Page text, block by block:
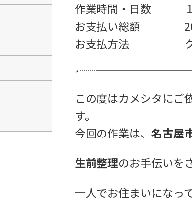
作業時間・日数 １
お支払い総額
お支払方法 クレ
この度はカメシタにご
す。
今回の作業は、 名古屋
生前整理のお手伝いを
一人でお住まいになっ